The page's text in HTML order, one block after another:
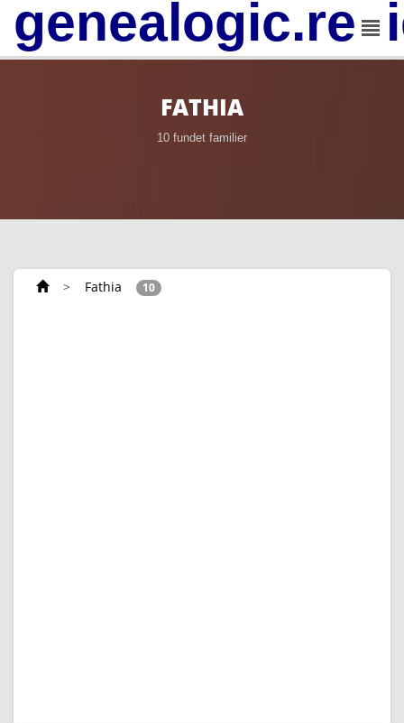
FATHIA
10 fundet familier
> Fathia 10